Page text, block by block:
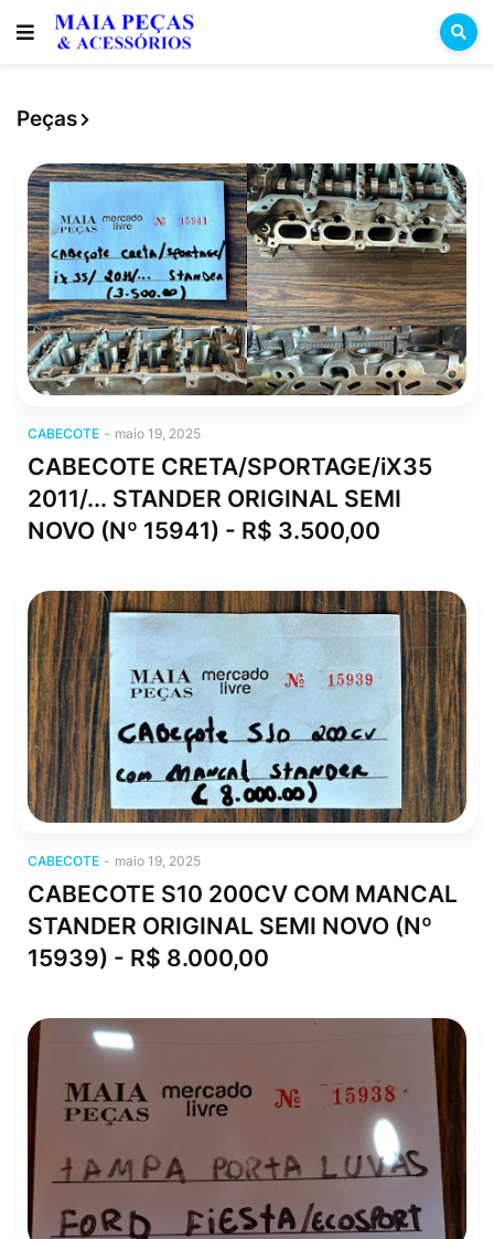
Peças
CABECOTE - maio 19, 2025
CABECOTE CRETA/SPORTAGE/iX35
2011/... STANDER ORIGINAL SEMI
NOVO (Nº 15941) - R$ 3.500,00
CABECOTE - maio 19, 2025
CABECOTE S10 200CV COM MANCAL
STANDER ORIGINAL SEMI NOVO (Nº
15939) - R$ 8.000,00